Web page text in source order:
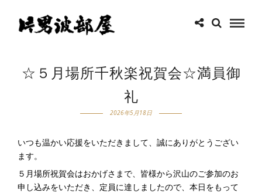
☆５月場所千秋楽祝賀会☆満員御
礼
2026年5月18日
いつも温かい応援をいただきまして、誠にありがとうござい
ます。
５月場所祝賀会はおかげさまで、皆様から沢山のご参加のお
申し込みをいただき、定員に達しましたので、本日をもって